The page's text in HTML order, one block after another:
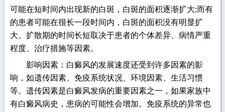
可能在短时间内出现新的白斑，白斑的面积逐渐扩大;而有
的患者可能在很长一段时间内，白斑的面积没有明显扩
大。扩散期的时间长短取决于患者的个体差异、病情严重
程度、治疗措施等因素。
影响因素：白癜风的发展速度还受到许多因素的影
响，如遗传因素、免疫系统状况、环境因素、生活习惯
等。遗传因素是白癜风发病的重要因素之一，如果家族中
有白癜风病史，患病的可能性会增加。免疫系统的异常也